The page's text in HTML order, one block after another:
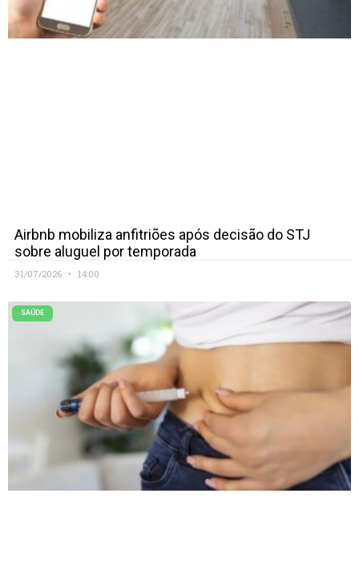
Airbnb mobiliza anfitriões após decisão do STJ
sobre aluguel por temporada
31/07/2026 14:00
SAÚDE